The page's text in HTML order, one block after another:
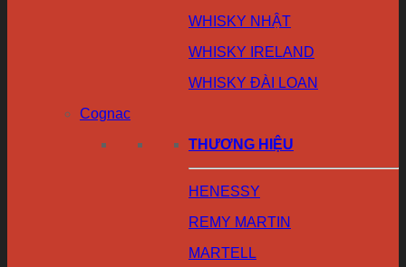
WHISKY NHẬT
WHISKY IRELAND
WHISKY ĐÀI LOAN
Cognac
THƯƠNG HIỆU
HENESSY
REMY MARTIN
MARTELL